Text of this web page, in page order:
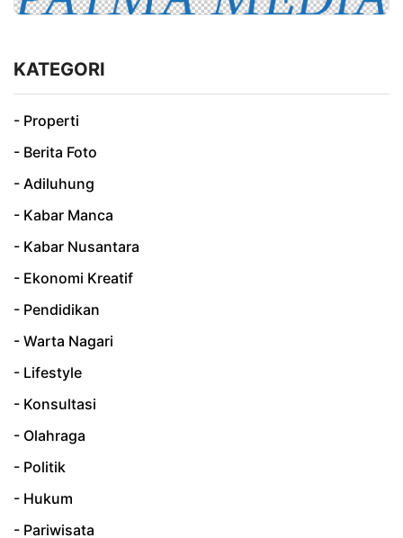
KATEGORI
- Properti
- Berita Foto
- Adiluhung
- Kabar Manca
- Kabar Nusantara
- Ekonomi Kreatif
- Pendidikan
- Warta Nagari
- Lifestyle
- Konsultasi
- Olahraga
- Politik
- Hukum
- Pariwisata